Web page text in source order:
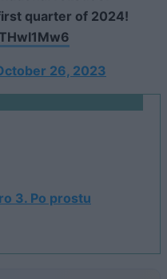
quarter of 2024!
26, 2023
3. Po prostu